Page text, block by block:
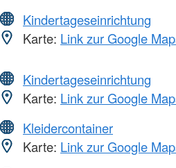
Kindertageseinrichtung
Karte: Link zur Google
Kindertageseinrichtung
Karte: Link zur Google
Kleidercontainer
Karte: Link zur Google